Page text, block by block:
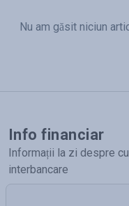
Nu am găsit niciun
Info financiar
Informații la zi despre
interbancare